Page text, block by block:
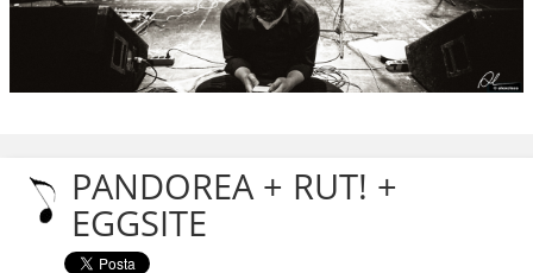
Salta
navigazione
PANDOREA + RUT! +
EGGSITE